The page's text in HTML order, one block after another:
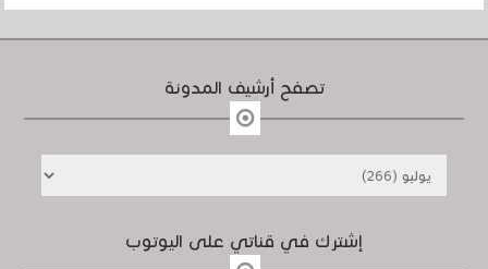
تصفح أرشيف المدونة
إشترك في قناتي على اليوتوب